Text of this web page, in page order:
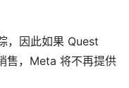
，因此如果 Quest
售，Meta 将不再提供